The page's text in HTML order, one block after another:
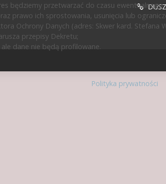
będziemy przetwarzać do czasu ewentualnego
prawo ich sprostowania, usunięcia lub
Ochrony Danych (adres: Skwer kard. Stefana
przepisy Dekretu;
dane nie będą profilowane.
Polityka prywatności